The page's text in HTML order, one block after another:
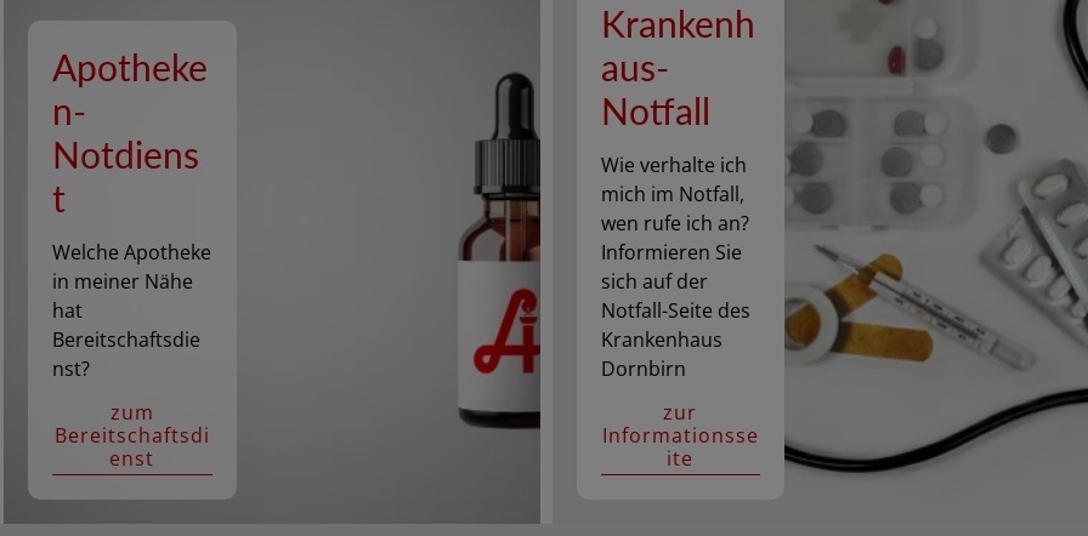
Apotheke
n-
Notdiens
t
Welche Apotheke
in meiner Nähe
hat
Bereitschaftsdie
nst?
zum
Bereitschaftsdi
enst
Krankenh
aus-
Notfall
Wie verhalte ich
mich im Notfall,
wen rufe ich an?
Informieren Sie
sich auf der
Notfall-Seite des
Krankenhaus
Dornbirn
zur
Informationsse
ite